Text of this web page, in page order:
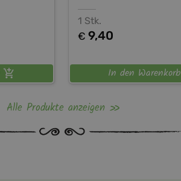
1 Stk.
€ 9,40
In den Warenkorb
Alle Produkte anzeigen